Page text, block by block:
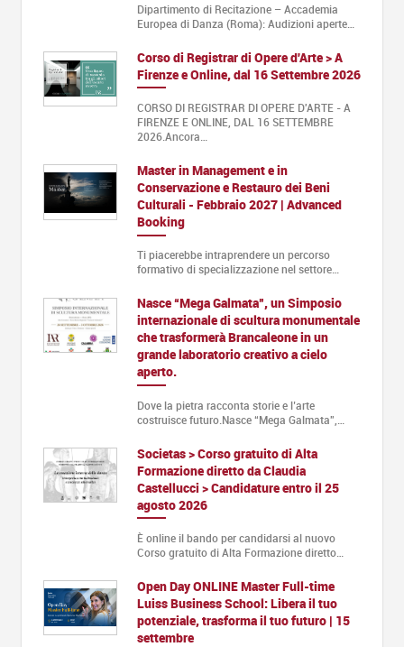
Dipartimento di Recitazione – Accademia
Europea di Danza (Roma): Audizioni aperte…
Corso di Registrar di Opere d'Arte > A
Firenze e Online, dal 16 Settembre 2026
CORSO DI REGISTRAR DI OPERE D'ARTE - A
FIRENZE E ONLINE, DAL 16 SETTEMBRE
2026.Ancora…
Master in Management e in
Conservazione e Restauro dei Beni
Culturali - Febbraio 2027 | Advanced
Booking
Ti piacerebbe intraprendere un percorso
formativo di specializzazione nel settore…
Nasce “Mega Galmata”, un Simposio
internazionale di scultura monumentale
che trasformerà Brancaleone in un
grande laboratorio creativo a cielo
aperto.
Dove la pietra racconta storie e l’arte
costruisce futuro.Nasce “Mega Galmata”,…
Societas > Corso gratuito di Alta
Formazione diretto da Claudia
Castellucci > Candidature entro il 25
agosto 2026
È online il bando per candidarsi al nuovo
Corso gratuito di Alta Formazione diretto…
Open Day ONLINE Master Full-time
Luiss Business School: Libera il tuo
potenziale, trasforma il tuo futuro | 15
settembre